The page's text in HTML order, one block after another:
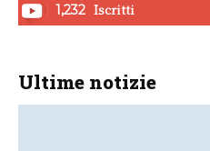
1,232 Iscritti
Ultime notizie